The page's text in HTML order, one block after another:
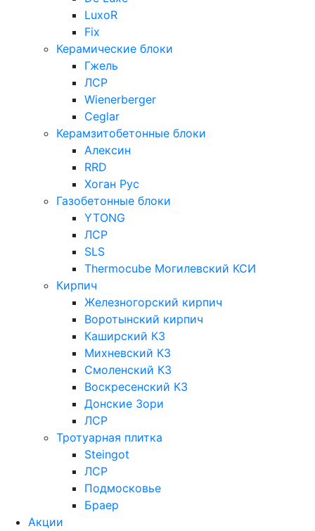
LuxoR
Fix
Керамические блоки
Гжель
ЛСР
Wienerberger
Ceglar
Керамзитобетонные блоки
Алексин
RRD
Хоган Рус
Газобетонные блоки
YTONG
ЛСР
SLS
Thermocube Могилевский КСИ
Кирпич
Железногорский кирпич
Воротынский кирпич
Каширский КЗ
Михневский КЗ
Смоленский КЗ
Воскресенский КЗ
Донские Зори
ЛСР
Тротуарная плитка
Steingot
ЛСР
Подмосковье
Браер
Акции